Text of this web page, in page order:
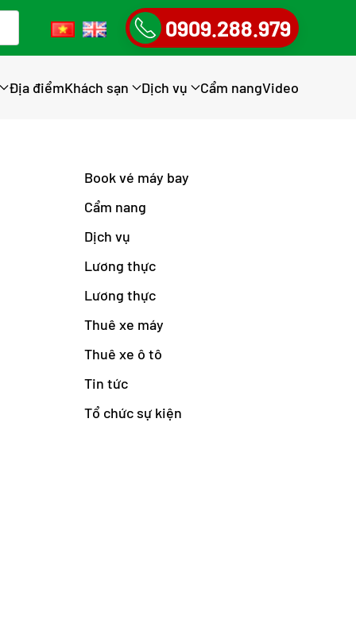
0909.288.979
Địa điểmKhách sạn Dịch vụ Cẩm nangVideo
Book vé máy bay
Cẩm nang
Dịch vụ
Lương thực
Lương thực
Thuê xe máy
Thuê xe ô tô
Tin tức
Tổ chức sự kiện